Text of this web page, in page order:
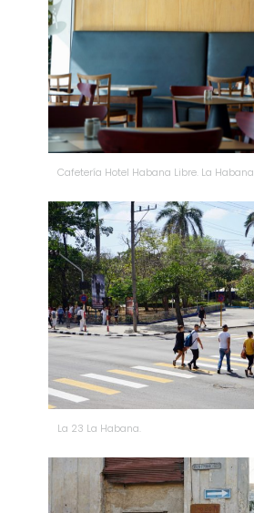
Cafetería Hotel Habana Libre. La Habana.
La 23 La Habana.